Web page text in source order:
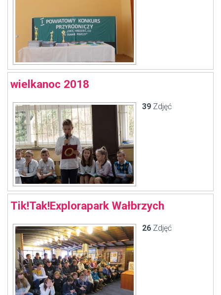
wielkanoc 2018
39 Zdjęć
Tik!Tak!Explorapark Wałbrzych
26 Zdjęć